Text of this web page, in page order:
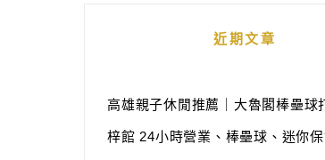
近期文章
高雄親子休閒推薦｜大魯閣棒壘球
梓館 24小時營業、棒壘球、迷你